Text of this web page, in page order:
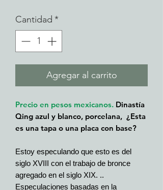
Cantidad *
Agregar al carrito
Precio en pesos mexicanos. Dinastía
Qing azul y blanco, porcelana, ¿Esta
es una tapa o una placa con base?
Estoy especulando que esto es del
siglo XVIII con el trabajo de bronce
agregado en el siglo XIX. ..
Especulaciones basadas en la